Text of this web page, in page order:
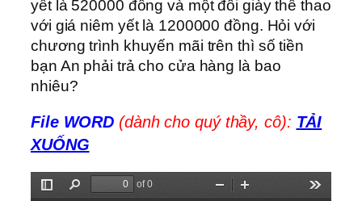
yết là 520000 đồng và một đôi giày thể thao
với giá niêm yết là 1200000 đồng. Hỏi với
chương trình khuyến mãi trên thì số tiền
bạn An phải trả cho cửa hàng là bao
nhiêu?
File WORD (dành cho quý thầy, cô): TẢI
XUỐNG